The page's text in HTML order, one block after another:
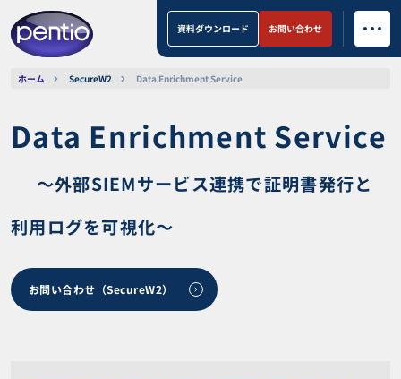
資料ダウンロード お問い合わせ
ホーム SecureW2 Data Enrichment Service
Data Enrichment Service
〜外部SIEMサービス連携で証明書発行と
利用ログを可視化〜
お問い合わせ（SecureW2）